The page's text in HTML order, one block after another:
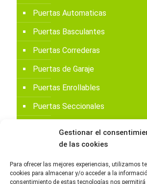
Gestionar el
de las cookies
Para ofrecer las mejores experiencias, utilizamos
cookies para almacenar y/o acceder a la
consentimiento de estas tecnologías nos permitirá
Puertas Automaticas
Puertas Basculantes
Puertas Correderas
Puertas de Garaje
Puertas Enrollables
Puertas Seccionales
Sin categoría